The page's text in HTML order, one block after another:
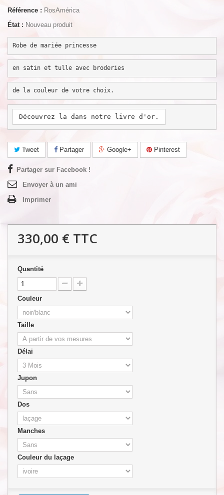
Référence : RosAmérica
État : Nouveau produit
Robe de mariée princesse
en satin et tulle avec broderies
de la couleur de votre choix.
Découvrez la dans notre livre d'or.
Tweet Partager Google+ Pinterest
Partager sur Facebook !
Envoyer à un ami
Imprimer
330,00 € TTC
Quantité
Couleur
Taille
Délai
Jupon
Dos
Manches
Couleur du laçage